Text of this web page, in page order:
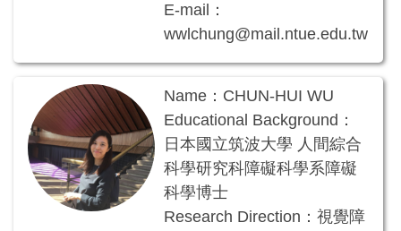
E-mail：
wwlchung@mail.ntue.edu.tw
Name：CHUN-HUI WU
Educational Background：
日本國立筑波大學 人間綜合
科學研究科障礙科學系障礙
科學博士
Research Direction：視覺障